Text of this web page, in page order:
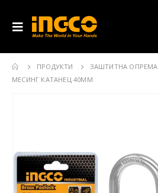
ПРОДУКТИ
ЗАШТИТНА ОПРЕМА
МЕСИНГ КАТАНЕЦ 40ММ